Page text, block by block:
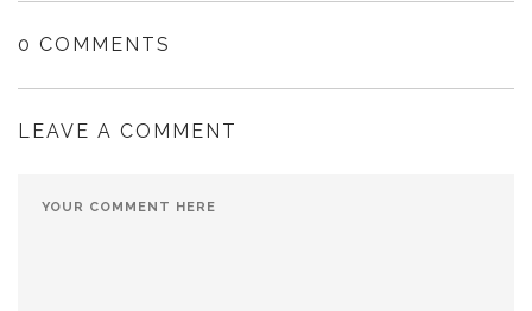
0 COMMENTS
LEAVE A COMMENT